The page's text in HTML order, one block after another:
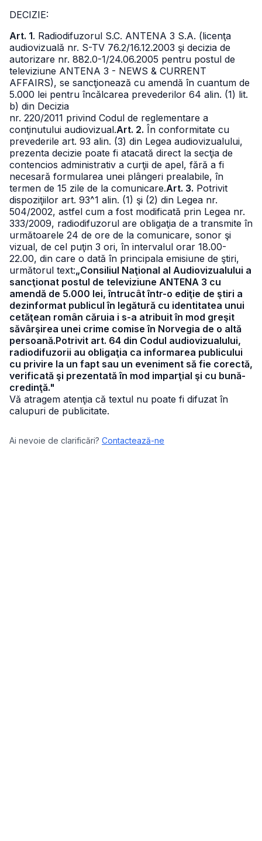
DECIZIE:
Art. 1. Radiodifuzorul S.C. ANTENA 3 S.A. (licenţa
audiovizuală nr. S-TV 76.2/16.12.2003 şi decizia de
autorizare nr. 882.0-1/24.06.2005 pentru postul de
televiziune ANTENA 3 - NEWS & CURRENT
AFFAIRS), se sancţionează cu amendă în cuantum de
5.000 lei pentru încălcarea prevederilor 64 alin. (1) lit.
b) din Decizia
nr. 220/2011 privind Codul de reglementare a
conţinutului audiovizual.Art. 2. În conformitate cu
prevederile art. 93 alin. (3) din Legea audiovizualului,
prezenta decizie poate fi atacată direct la secţia de
contencios administrativ a curţii de apel, fără a fi
necesară formularea unei plângeri prealabile, în
termen de 15 zile de la comunicare.Art. 3. Potrivit
dispoziţiilor art. 93^1 alin. (1) şi (2) din Legea nr.
504/2002, astfel cum a fost modificată prin Legea nr.
333/2009, radiodifuzorul are obligaţia de a transmite în
următoarele 24 de ore de la comunicare, sonor şi
vizual, de cel puţin 3 ori, în intervalul orar 18.00-
22.00, din care o dată în principala emisiune de ştiri,
următorul text:„Consiliul Naţional al Audiovizualului a
sancţionat postul de televiziune ANTENA 3 cu
amendă de 5.000 lei, întrucât într-o ediţie de ştiri a
dezinformat publicul în legătură cu identitatea unui
cetăţean român căruia i s-a atribuit în mod greşit
săvârşirea unei crime comise în Norvegia de o altă
persoană.Potrivit art. 64 din Codul audiovizualului,
radiodifuzorii au obligaţia ca informarea publicului
cu privire la un fapt sau un eveniment să fie corectă,
verificată şi prezentată în mod imparţial şi cu bună-
credinţă."
Vă atragem atenţia că textul nu poate fi difuzat în
calupuri de publicitate.
Ai nevoie de clarificări? Contactează-ne